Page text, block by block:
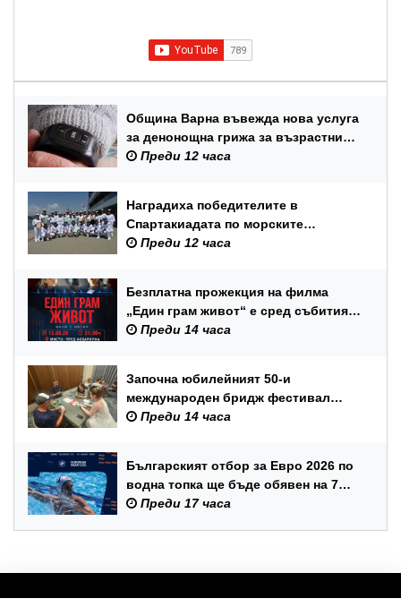
Община Варна въвежда нова услуга
за денонощна грижа за възрастни
хора и лица с трайни увреждания
Преди 12 часа
Наградиха победителите в
Спартакиадата по морските
спортове на Военноморските сили
Преди 12 часа
Безплатна прожекция на филма
„Един грам живот“ е сред събитията
за Международния ден на младежта
Преди 14 часа
Започна юбилейният 50-и
международен бридж фестивал
„Варна“
Преди 14 часа
Българският отбор за Евро 2026 по
водна топка ще бъде обявен на 7
август
Преди 17 часа